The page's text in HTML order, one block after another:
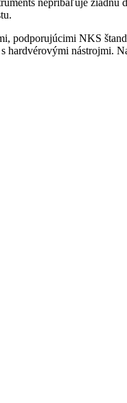
podporujúcimi NKS
nástrojmi.